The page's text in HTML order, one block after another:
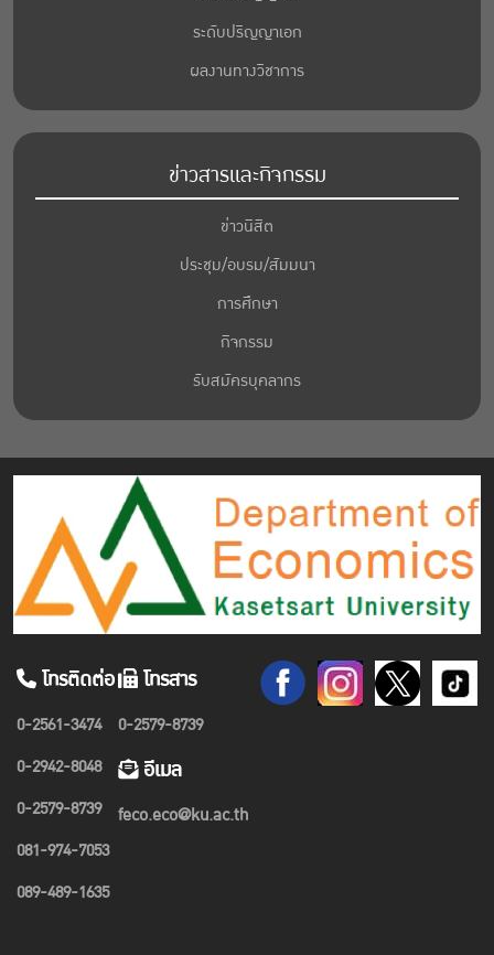
ระดับปริญญาเอก
ผลงานทางวิชาการ
ข่าวสารและกิจกรรม
ข่าวนิสิต
ประชุม/อบรม/สัมมนา
การศึกษา
กิจกรรม
รับสมัครบุคลากร
โทรติดต่อ
0-2561-3474
0-2942-8048
0-2579-8739
081-974-7053
089-489-1635
โทรสาร
0-2579-8739
อีเมล
feco.eco@ku.ac.th